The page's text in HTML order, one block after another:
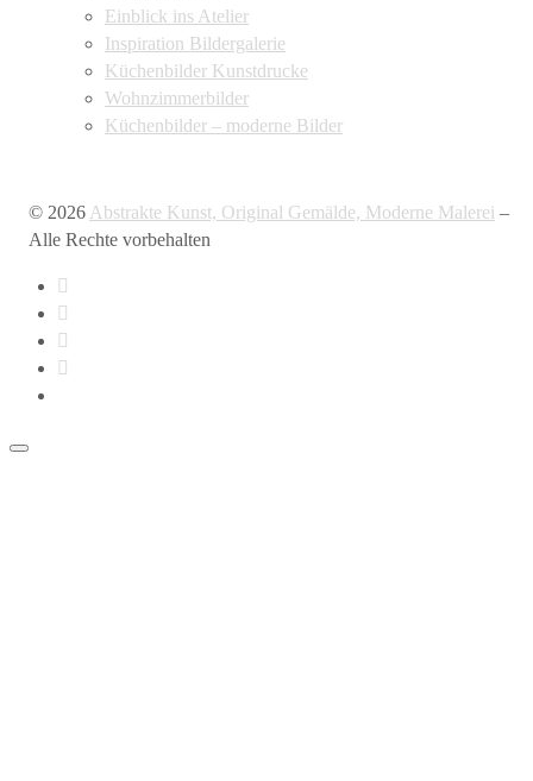
Einblick ins Atelier
Inspiration Bildergalerie
Küchenbilder Kunstdrucke
Wohnzimmerbilder
Küchenbilder – moderne Bilder
© 2026 Abstrakte Kunst, Original Gemälde, Moderne Malerei –
Alle Rechte vorbehalten